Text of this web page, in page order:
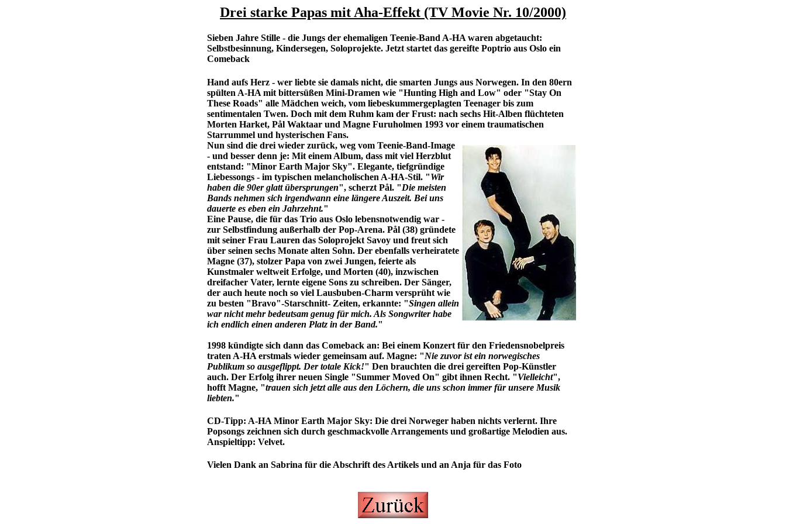
Drei starke Papas mit Aha-Effekt (TV Movie Nr. 10/2000)
Sieben Jahre Stille - die Jungs der ehemaligen Teenie-Band A-HA waren abgetaucht:
Selbstbesinnung, Kindersegen, Soloprojekte. Jetzt startet das gereifte Poptrio aus Oslo ein
Comeback
Hand aufs Herz - wer liebte sie damals nicht, die smarten Jungs aus Norwegen. In den 80ern
spülten A-HA mit bittersüßen Mini-Dramen wie "Hunting High and Low" oder "Stay On
These Roads" alle Mädchen weich, vom liebeskummergeplagten Teenager bis zum
sentimentalen Twen. Doch mit dem Ruhm kam der Frust: nach sechs Hit-Alben flüchteten
Morten Harket, Pål Waktaar und Magne Furuholmen 1993 vor einem traumatischen
Starrummel und hysterischen Fans.
Nun sind die drei wieder zurück, weg vom Teenie-Band-Image
- und besser denn je: Mit einem Album, dass mit viel Herzblut
entstand: "Minor Earth Major Sky". Elegante, tiefgründige
Liebessongs - im typischen melancholischen A-HA-Stil. "Wir
haben die 90er glatt übersprungen", scherzt Pål. "Die meisten
Bands nehmen sich irgendwann eine längere Auszeit. Bei uns
dauerte es eben ein Jahrzehnt."
Eine Pause, die für das Trio aus Oslo lebensnotwendig war -
zur Selbstfindung außerhalb der Pop-Arena. Pål (38) gründete
mit seiner Frau Lauren das Soloprojekt Savoy und freut sich
über seinen sechs Monate alten Sohn. Der ebenfalls verheiratete
Magne (37), stolzer Papa von zwei Jungen, feierte als
Kunstmaler weltweit Erfolge, und Morten (40), inzwischen
dreifacher Vater, lernte eigene Sons zu schreiben. Der Sänger,
der auch heute noch so viel Lausbuben-Charm versprüht wie
zu besten "Bravo"-Starschnitt- Zeiten, erkannte: "Singen allein
war nicht mehr bedeutsam genug für mich. Als Songwriter habe
ich endlich einen anderen Platz in der Band."
1998 kündigte sich dann das Comeback an: Bei einem Konzert für den Friedensnobelpreis
traten A-HA erstmals wieder gemeinsam auf. Magne: "Nie zuvor ist ein norwegisches
Publikum so ausgeflippt. Der totale Kick!" Den brauchten die drei gereiften Pop-Künstler
auch. Der Erfolg ihrer neuen Single "Summer Moved On" gibt ihnen Recht. "Vielleicht",
hofft Magne, "trauen sich jetzt alle aus den Löchern, die uns schon immer für unsere Musik
liebten."
CD-Tipp: A-HA Minor Earth Major Sky: Die drei Norweger haben nichts verlernt. Ihre
Popsongs zeichnen sich durch geschmackvolle Arrangements und großartige Melodien aus.
Anspieltipp: Velvet.
Vielen Dank an Sabrina für die Abschrift des Artikels und an Anja für das Foto